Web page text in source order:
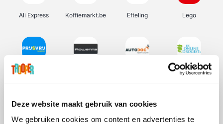
Deze website maakt gebruik van cookies
We gebruiken cookies om content en advertenties te
Ali Express Koffiemarkt.be Efteling Lego
Prijsvrij De Online Drogist